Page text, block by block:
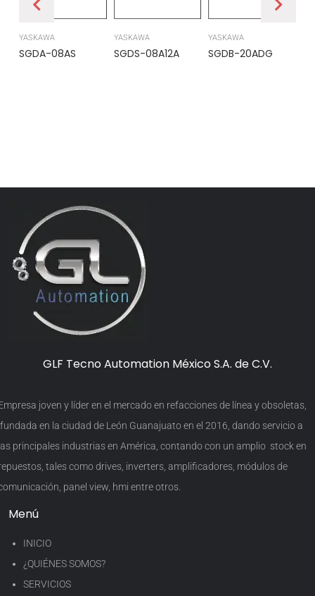
YASKAWA
SGDA-08AS
YASKAWA
SGDS-08A12A
YASKAWA
SGDB-20ADG
GLF Tecno Automation México S.A. de C.V.
joven y líder en el mercado en refacciones de línea y obsoletas,
en la ciudad de León Guanajuato en el 2016, dando servicio a
principales industrias en América, contando con un amplio stock en
tales como drives, inverters, amplificadores, módulos de
panel view, hmi entre otros.
Menú
INICIO
¿QUIÉNES SOMOS?
SERVICIOS